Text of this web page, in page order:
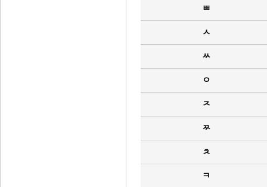
ㅃ
ㅅ
ㅆ
ㅇ
ㅈ
ㅉ
ㅊ
ㅋ